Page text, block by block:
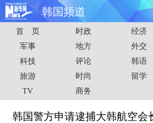
韩国频道
首页 时政 国际
娱乐 体育 人事
时尚 思客
港澳 台湾 华人
首 页 时政 经济
军事
地方 外交
科技
评论 韩语
旅游
时尚 留学
TV
商务
韩国警方申请逮捕大韩航空会